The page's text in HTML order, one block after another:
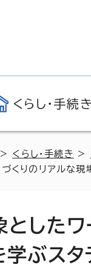
くらし・手続き
> くらし・手続き >
づくりのリアルな
したワ
ぶス